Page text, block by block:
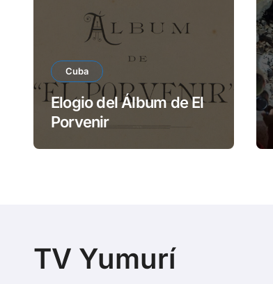
Cuba
Elogio del Álbum de El
Porvenir
TV Yumurí